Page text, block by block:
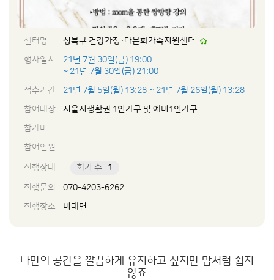
센터명
성북구 건강가정·다문화가족지원센터
행사일시
21년 7월 30일(금) 19:00
~ 21년 7월 30일(금) 21:00
접수기간
21년 7월 5일(월) 13:28 ~ 21년 7월 26일(월) 13:28
참여대상
서울시생활권 1인가구 및 예비1인가구
참가비
참여인원
진행상태 회기 수 1
진행문의
070-4203-6262
진행장소
비대면
나만의 공간을 깔끔하게 유지하고 싶지만 맘처럼 쉽지
않죠